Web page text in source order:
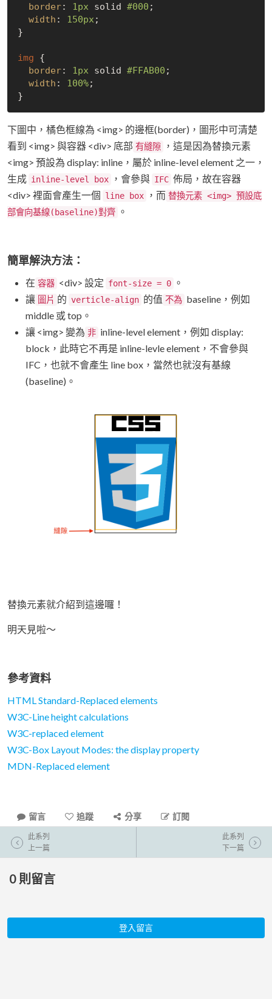
border: 1px solid #000 ;
width : 150px ;
}
img {
border: 1px solid #FFAB00 ;
width : 100%;
下圖中，橘色框線為 <img> 的邊框(border)，圖形中可清楚
看到 <img> 與容器 <div> 底部 有縫隙
，這是因為替換元素
<img> 預設為 display: inline，屬於 inline-level element 之一，
生成 inline-level box ，會參與 IFC 佈局，故在容器
<div> 裡面會產生一個
line box ，而 替換元素 <img> 預設底
部會向基線(baseline)對齊 。
簡單解決方法：
在 容器 <div> 設定 font-size = 0 。
讓 圖片 的 verticle-align 的值 不為 baseline，例如
middle 或 top。
讓 <img> 變為 非 inline-level element，例如 display:
block，此時它不再是 inline-levle element，不會參與
IFC，也就不會產生 line box，當然也就沒有基線
(baseline)。
替換元素就介紹到這邊囉！
明天見啦～
參考資料
HTML Standard-Replaced elements
W3C-Line height calculations
W3C-replaced element
W3C-Box Layout Modes: the display property
MDN-Replaced element
留言 追蹤 分享 訂閱
此系列
上一篇
此系列
下一篇
0 則留言
登入留言